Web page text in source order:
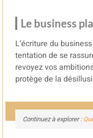
Le business
L’écriture du
tentation de se
revoyez vos
protège de la
Continuez à explorer :